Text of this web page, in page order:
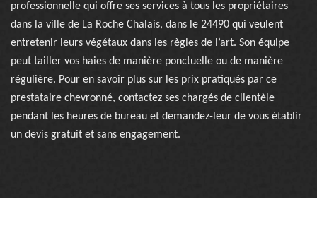
professionnelle qui offre ses services à tous les propriétaires
dans la ville de La Roche Chalais, dans le 24490 qui veulent
entretenir leurs végétaux dans les règles de l’art. Son équipe
peut tailler vos haies de manière ponctuelle ou de manière
régulière. Pour en savoir plus sur les prix pratiqués par ce
prestataire chevronné, contactez ses chargés de clientèle
pendant les heures de bureau et demandez-leur de vous établir
un devis gratuit et sans engagement.